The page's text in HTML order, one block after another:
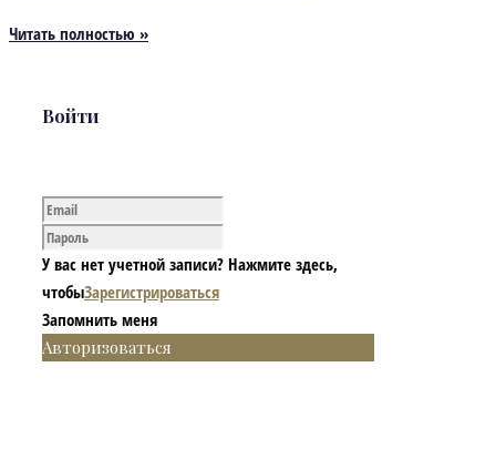
Читать полностью »
Войти
У вас нет учетной записи? Нажмите здесь,
чтобыЗарегистрироваться
Запомнить меня
Авторизоваться